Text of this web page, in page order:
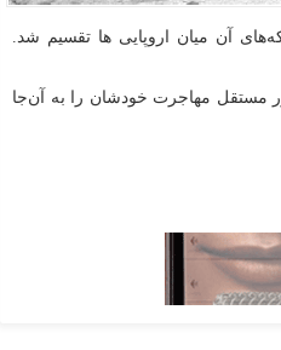
آن میان اروپایی ها تقسیم شد.
مستقل مهاجرت خودشان را به آن‌جا